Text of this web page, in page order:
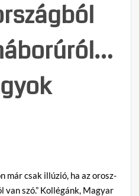
már csak illúzió, ha az orosz-
szó.” Kollégánk, Magyar